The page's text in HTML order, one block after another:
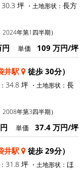
30.3 坪 ・土地形状： 長方
2024年第1四半期）
単価 109 万円/坪
井駅 徒歩 30分）
34.8 坪 ・土地形状： 長
2008年第3四半期）
単価 37.4 万円/坪
井駅 徒歩 29分）
31.8 坪 ・土地形状： ほ